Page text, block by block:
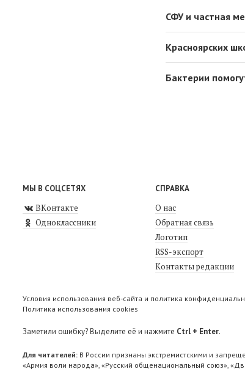
СФУ и частная
Красноярских
Бактерии
МЫ В СОЦСЕТЯХ
ВКонтакте
Одноклассники
СПРАВКА
О нас
Обратная связь
Логотип
RSS-экспорт
Контакты редакции
Условия использования веб-сайта и политика
Политика использования cookies
Заметили ошибку? Выделите её и нажмите Ctrl + Enter.
Для читателей: В России признаны экстремистскими и
«Армия воли народа», «Русский общенациональный союз»,